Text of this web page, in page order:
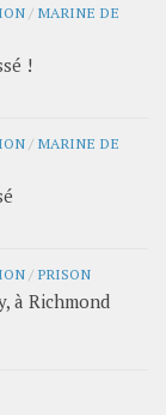
/ MARINE DE
!
/ MARINE DE
/ PRISON
à Richmond